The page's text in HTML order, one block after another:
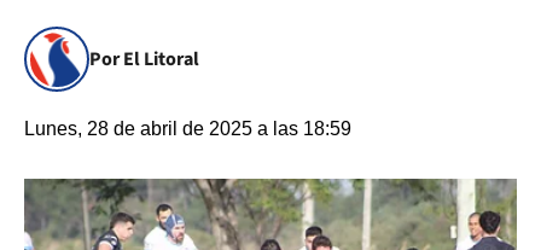
Por El Litoral
Lunes, 28 de abril de 2025 a las 18:59